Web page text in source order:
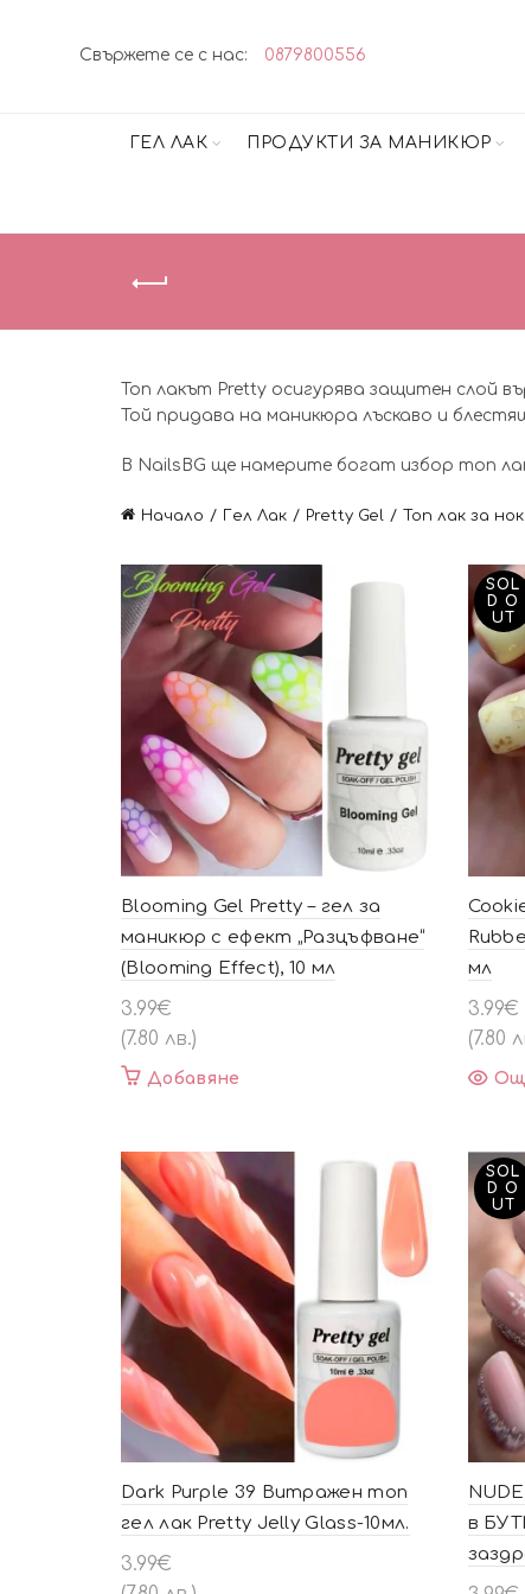
Свържете се с нас: 0879800556
ГЕЛ ЛАК ПРОДУКТИ ЗА МАНИКЮР
Топ лакът Pretty осигурява защитен слой
Той придава на маникюра лъскаво и
В NailsBG ще намерите богат избор топ
Начало Гел Лак Pretty Gel Топ лак за
Blooming Gel Pretty – гел за
маникюр с ефект „Разцъфване“
(Blooming Effect), 10 мл
3.99€
(7.80 лв.)
Добавяне
SOL
D O
UT
мл
3.99€
(7.80
Dark Purple 39 Витражен топ
гел лак Pretty Jelly Glass-10мл.
3.99€
SOL
D O
UT
в